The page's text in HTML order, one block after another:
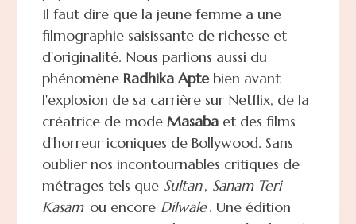
Il faut dire que la jeune femme a une
filmographie saisissante de richesse et
d'originalité. Nous parlions aussi du
phénomène Radhika Aptebien avant
l'explosion de sa carrière sur Netflix, de la
créatrice de mode Masabaet des films
d'horreur iconiques de Bollywood. Sans
oublier nos incontournables critiques de
métrages tels que Sultan, Sanam Teri
Kasam ou encore Dilwale. Une édition